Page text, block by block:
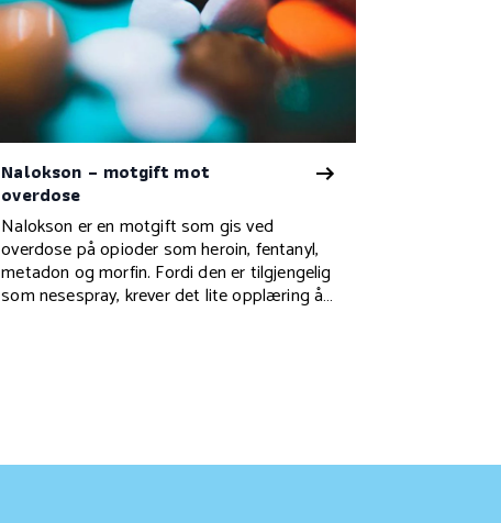
Nalokson – motgift mot
overdose
Nalokson er en motgift som gis ved
overdose på opioder som heroin, fentanyl,
metadon og morfin. Fordi den er tilgjengelig
som nesespray, krever det lite opplæring å